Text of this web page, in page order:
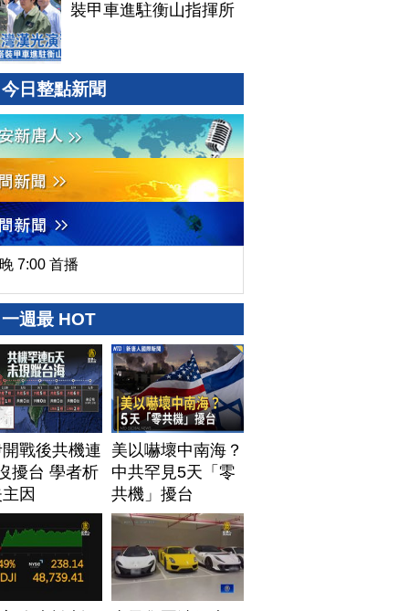
裝甲車進駐衡山指揮所
今日整點新聞
7:00 首播
一週最 HOT
戰後共機連
擾台 學者析
因
美以嚇壞中南海？
中共罕見5天「零
共機」擾台